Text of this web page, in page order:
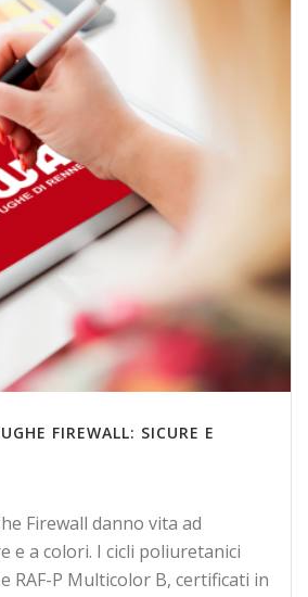
FIREWALL: SICURE E
Firewall danno vita ad
e a colori. I cicli poliuretanici
RAF-P Multicolor B, certificati in